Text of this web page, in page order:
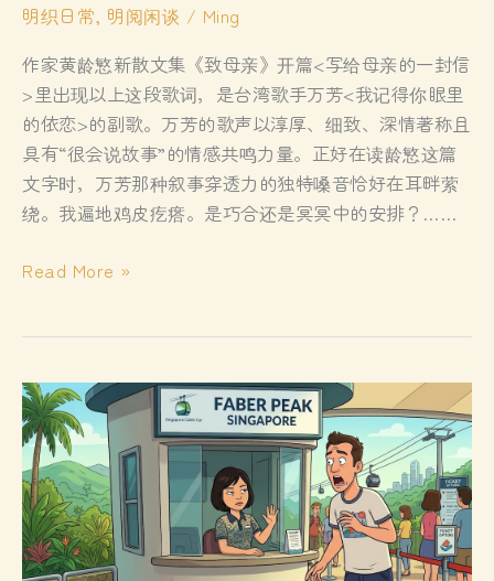
明织日常, 明阅闲谈 / Ming
作家黄龄慜新散文集《致母亲》开篇<写给母亲的一封信
>里出现以上这段歌词，是台湾歌手万芳<我记得你眼里
的依恋>的副歌。万芳的歌声以淳厚、细致、深情著称且
具有“很会说故事”的情感共鸣力量。正好在读龄慜这篇
文字时，万芳那种叙事穿透力的独特嗓音恰好在耳畔萦
绕。我遍地鸡皮疙瘩。是巧合还是冥冥中的安排？……
柔
的
叙
事
穿
透
力
——
Read More »